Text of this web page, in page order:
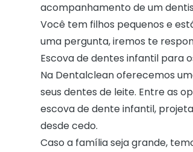
acompanhamento de um
Você tem filhos pequenos e
uma pergunta, iremos te
Escova de dentes infantil para
Na Dentalclean oferecemos
seus dentes de leite. Entre as
escova de dente infantil,
desde cedo.
Caso a família seja grande,